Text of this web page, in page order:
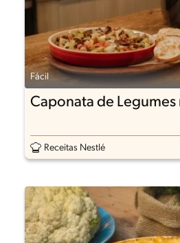
Fácil
Caponata de Legumes
Receitas Nestlé